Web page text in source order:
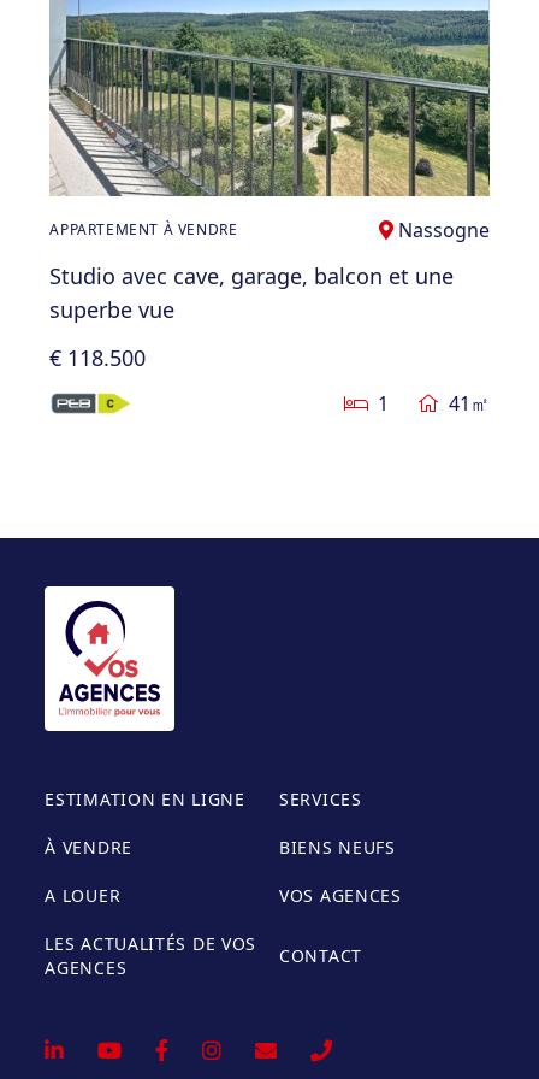
APPARTEMENT À VENDRE Nassogne
Studio avec cave, garage, balcon et une
superbe vue
€ 118.500
1 41㎡
ESTIMATION EN LIGNE SERVICES
À VENDRE BIENS NEUFS
A LOUER VOS AGENCES
LES ACTUALITÉS DE VOS
AGENCES
CONTACT